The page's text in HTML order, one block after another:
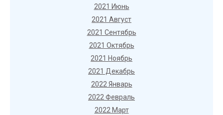
2021 Июнь
2021 Август
2021 Сентябрь
2021 Октябрь
2021 Ноябрь
2021 Декабрь
2022 Январь
2022 Февраль
2022 Март